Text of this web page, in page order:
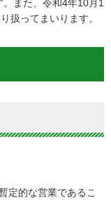
また、令和4年10月1
扱ってまいります。
定的な営業であるこ